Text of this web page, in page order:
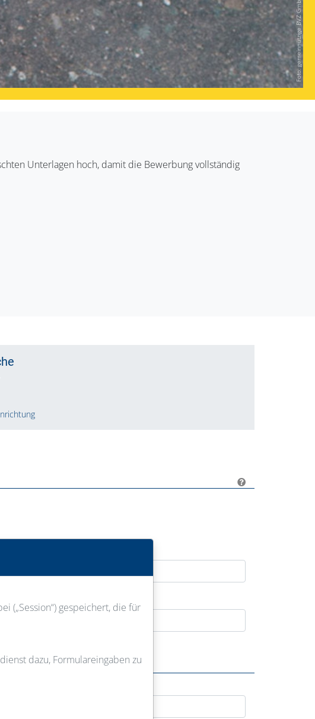
Foto: gemeinnützige BVZ GmbH
Unterlagen hoch, damit die Bewerbung vollständig
(„Session“) gespeichert, die für
dazu, Formulareingaben zu